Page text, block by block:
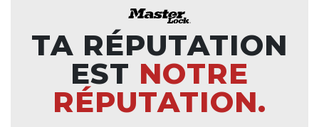
TA RÉPUTATION
EST NOTRE
RÉPUTATION.